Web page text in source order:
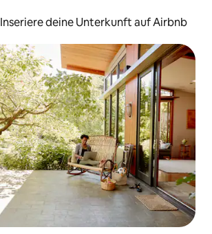
Inseriere deine Unterkunft auf Airbnb